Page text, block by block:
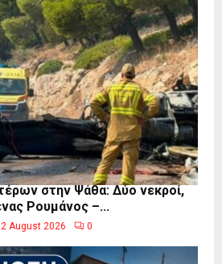
στην Ψάθα: Δύο νεκροί,
Ρουμάνος –...
2 August 2026 0